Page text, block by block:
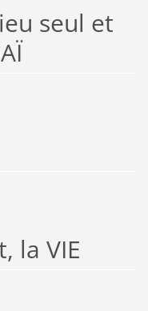
seul et
la VIE